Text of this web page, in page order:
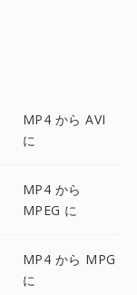
MP4 から AVI
に
MP4 から
MPEG に
MP4 から MPG
に